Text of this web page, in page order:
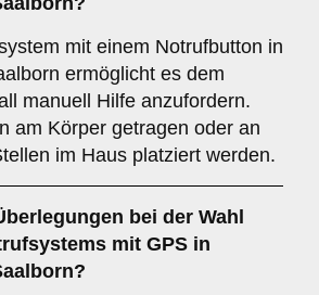
mit einem Notrufbutton in
ermöglicht es dem
manuell Hilfe anzufordern.
am Körper getragen oder an
im Haus platziert werden.
bei der Wahl
mit GPS in